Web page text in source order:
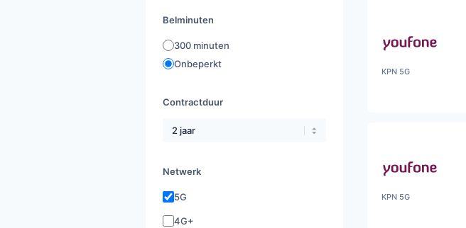
Belminuten
300 minuten
Onbeperkt
Contractduur
Netwerk
5G
4G+
KPN 5G
KPN 5G